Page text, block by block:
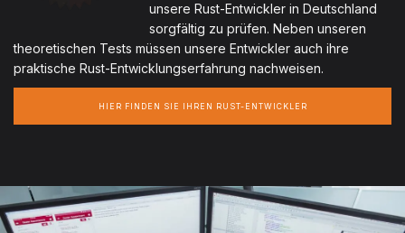
unsere Rust-Entwickler in Deutschland
sorgfältig zu prüfen. Neben unseren
theoretischen Tests müssen unsere Entwickler auch ihre
praktische Rust-Entwicklungserfahrung nachweisen.
HIER FINDEN SIE IHREN RUST-ENTWICKLER